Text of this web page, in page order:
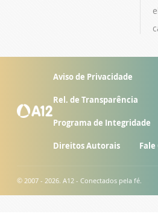
Aviso de Privacidade
Rel. de Transparência
Programa de Integridade
Direitos Autorais Fale
© 2007 - 2026. A12 - Conectados pela fé.